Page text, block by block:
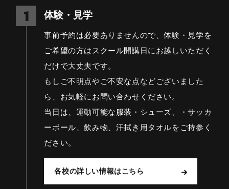
体験・見学
事前予約は必要ありませんので、体験・見学を
ご希望の方はスクール開講日にお越しいただく
だけで大丈夫です。
もしご不明点やご不安な点などございました
ら、お気軽にお問い合わせください。
当日は、運動可能な服装・シューズ、・サッカ
ーボール、飲み物、汗拭き用タオルをご持参く
ださい。
各校の詳しい情報はこちら